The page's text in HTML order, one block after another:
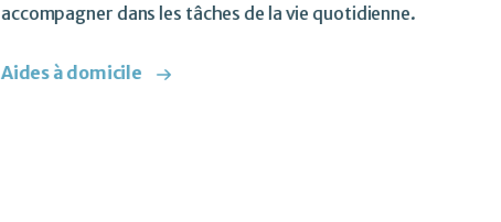
accompagner dans les tâches de la vie quotidienne.
Aides à domicile